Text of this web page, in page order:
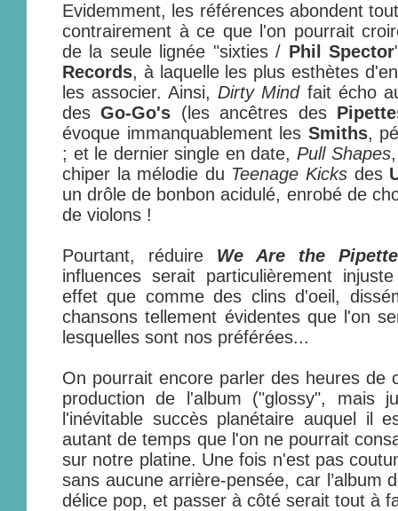
Evidemment, les références abondent
contrairement à ce que l'on pourrait
de la seule lignée "sixties / Phil Spector
Records, à laquelle les plus esthètes
les associer. Ainsi, Dirty Mindfait écho
desGo-Go's (les ancêtres des
évoque immanquablement les Smiths,
; et le dernier single en date, Pull Shapes
chiper la mélodie du Teenage Kicks des
un drôle de bonbon acidulé, enrobé de
de violons !
Pourtant, réduire We Are the
influences serait particulièrement
effet que comme des clins d'oeil,
chansons tellement évidentes que l'on
lesquelles sont nos préférées...
On pourrait encore parler des heures de
production de l'album ("glossy", mais
l'inévitable succès planétaire auquel il
autant de temps que l'on ne pourrait
sur notre platine. Une fois n'est pas
sans aucune arrière-pensée, car l’album
délice pop, et passer à côté serait tout à